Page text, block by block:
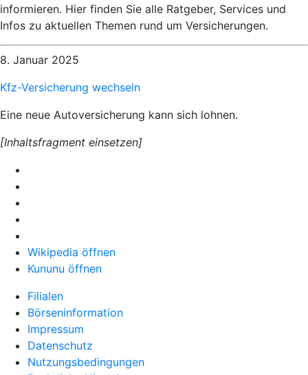
informieren. Hier finden Sie alle Ratgeber, Services und
Infos zu aktuellen Themen rund um Versicherungen.
8. Januar 2025
Kfz-Versicherung wechseln
Eine neue Autoversicherung kann sich lohnen.
[Inhaltsfragment einsetzen]
Wikipedia öffnen
Kununu öffnen
Filialen
Börseninformation
Impressum
Datenschutz
Nutzungsbedingungen